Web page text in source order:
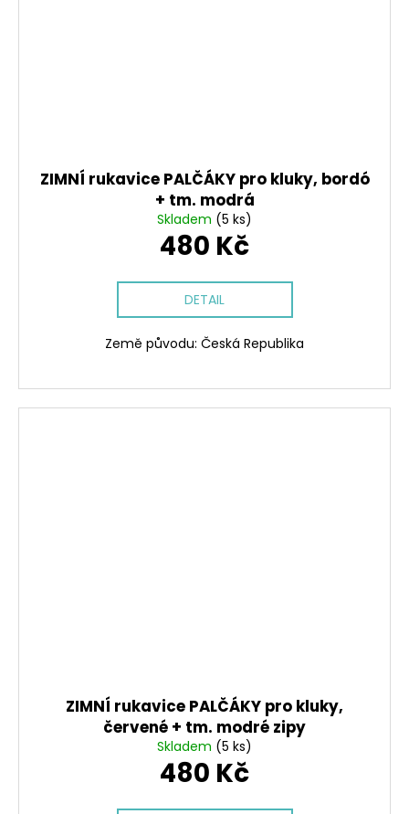
ZIMNÍ rukavice PALČÁKY pro kluky, bordó
+ tm. modrá
Skladem (5 ks)
480 Kč
DETAIL
Země původu: Česká Republika
ZIMNÍ rukavice PALČÁKY pro kluky,
červené + tm. modré zipy
Skladem (5 ks)
480 Kč